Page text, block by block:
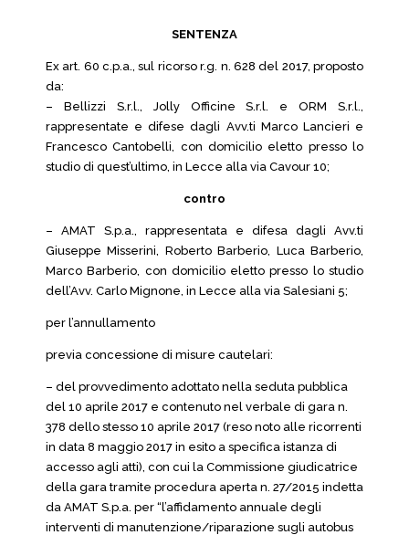
SENTENZA
Ex art. 60 c.p.a., sul ricorso r.g. n. 628 del 2017, proposto
da:
– Bellizzi S.r.l., Jolly Officine S.r.l. e ORM S.r.l.,
rappresentate e difese dagli Avv.ti Marco Lancieri e
Francesco Cantobelli, con domicilio eletto presso lo
studio di quest’ultimo, in Lecce alla via Cavour 10;
contro
– AMAT S.p.a., rappresentata e difesa dagli Avv.ti
Giuseppe Misserini, Roberto Barberio, Luca Barberio,
Marco Barberio, con domicilio eletto presso lo studio
dell’Avv. Carlo Mignone, in Lecce alla via Salesiani 5;
per l’annullamento
previa concessione di misure cautelari:
– del provvedimento adottato nella seduta pubblica
del 10 aprile 2017 e contenuto nel verbale di gara n.
378 dello stesso 10 aprile 2017 (reso noto alle ricorrenti
in data 8 maggio 2017 in esito a specifica istanza di
accesso agli atti), con cui la Commissione giudicatrice
della gara tramite procedura aperta n. 27/2015 indetta
da AMAT S.p.a. per “l’affidamento annuale degli
interventi di manutenzione/riparazione sugli autobus